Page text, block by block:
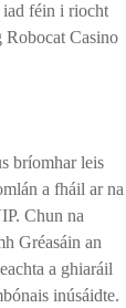
iad féin i riocht
Robocat Casino
bríomhar leis
a fháil ar na
Chun na
Gréasáin an
a ghiaráil
inúsáidte.